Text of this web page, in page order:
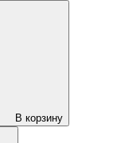
В корзину